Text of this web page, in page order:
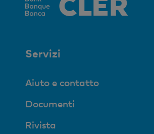
Servizi
Aiuto e contatto
Documenti
Rivista